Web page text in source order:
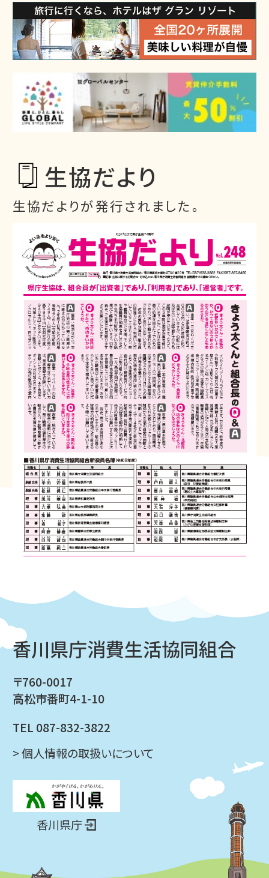
生協だより
生協だよりが発行されました。
香川県庁消費生活協同組合
〒760-0017
高松市番町4-1-10
TEL 087-832-3822
> 個人情報の取扱いについて
香川県庁